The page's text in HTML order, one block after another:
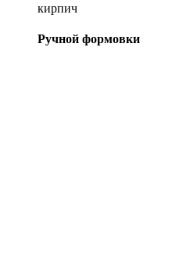
кирпич
Ручной формовки